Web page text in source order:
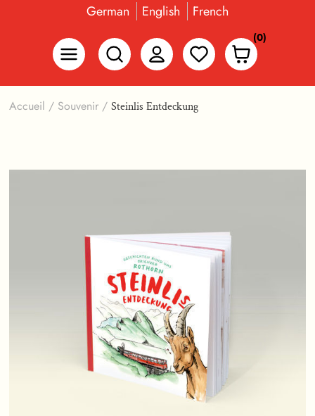
German English French
(0)
Accueil / Souvenir / Steinlis Entdeckung